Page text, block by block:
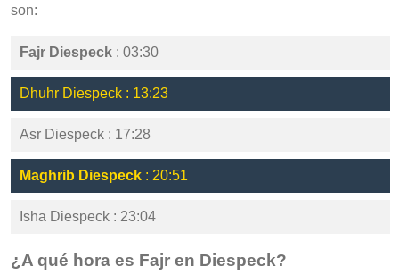
son:
Fajr Diespeck : 03:30
Dhuhr Diespeck : 13:23
Asr Diespeck : 17:28
Maghrib Diespeck : 20:51
Isha Diespeck : 23:04
¿A qué hora es Fajr en Diespeck?